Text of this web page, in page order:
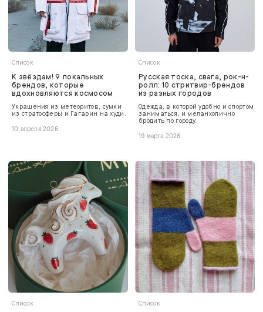
Список
К звёздам! 9 локальных
брендов, которые
вдохновляются космосом
Украшения из метеоритов, сумки
из стратосферы и Гагарин на худи.
10 апреля 2026
Список
Русская тоска, свага, рок-н-
ролл: 10 стритвир-брендов
из разных городов
Одежда, в которой удобно и спортом
заниматься, и меланхолично
бродить по городу.
19 марта 2026
Список Список